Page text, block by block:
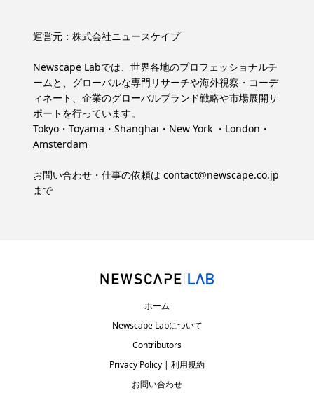
運営元： 株式会社ニュースケイプ
Newscape Labでは、世界各地のプロフェッショナルチ
ームと、グローバルな専門リサーチや海外視察・コーデ
ィネート、企業のグローバルブランド戦略や市場展開サ
ポートを行っています。
Tokyo・Toyama・Shanghai・New York ・London・
Amsterdam
お問い合わせ・仕事の依頼は contact@newscape.co.jp
まで
ホーム
Newscape Labについて
Contributors
Privacy Policy | 利用規約
お問い合わせ